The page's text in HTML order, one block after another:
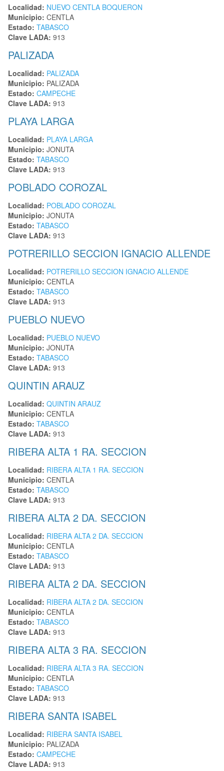
Localidad: NUEVO CENTLA BOQUERON
Municipio: CENTLA
Estado: TABASCO
Clave LADA: 913
PALIZADA
Localidad: PALIZADA
Municipio: PALIZADA
Estado: CAMPECHE
Clave LADA: 913
PLAYA LARGA
Localidad: PLAYA LARGA
Municipio: JONUTA
Estado: TABASCO
Clave LADA: 913
POBLADO COROZAL
Localidad: POBLADO COROZAL
Municipio: JONUTA
Estado: TABASCO
Clave LADA: 913
POTRERILLO SECCION IGNACIO ALLENDE
Localidad: POTRERILLO SECCION IGNACIO ALLENDE
Municipio: CENTLA
Estado: TABASCO
Clave LADA: 913
PUEBLO NUEVO
Localidad: PUEBLO NUEVO
Municipio: JONUTA
Estado: TABASCO
Clave LADA: 913
QUINTIN ARAUZ
Localidad: QUINTIN ARAUZ
Municipio: CENTLA
Estado: TABASCO
Clave LADA: 913
RIBERA ALTA 1 RA. SECCION
Localidad: RIBERA ALTA 1 RA. SECCION
Municipio: CENTLA
Estado: TABASCO
Clave LADA: 913
RIBERA ALTA 2 DA. SECCION
Localidad: RIBERA ALTA 2 DA. SECCION
Municipio: CENTLA
Estado: TABASCO
Clave LADA: 913
RIBERA ALTA 2 DA. SECCION
Localidad: RIBERA ALTA 2 DA. SECCION
Municipio: CENTLA
Estado: TABASCO
Clave LADA: 913
RIBERA ALTA 3 RA. SECCION
Localidad: RIBERA ALTA 3 RA. SECCION
Municipio: CENTLA
Estado: TABASCO
Clave LADA: 913
RIBERA SANTA ISABEL
Localidad: RIBERA SANTA ISABEL
Municipio: PALIZADA
Estado: CAMPECHE
Clave LADA: 913